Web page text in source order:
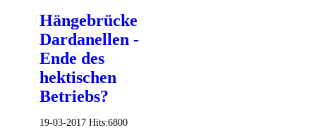
Hängebrücke
Dardanellen -
Ende des
hektischen
Betriebs?
19-03-2017 Hits:6800